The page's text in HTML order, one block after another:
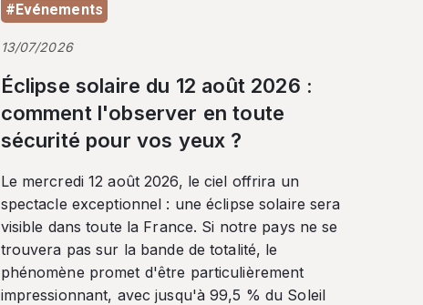
#Evénements
13/07/2026
Éclipse solaire du 12 août 2026 :
comment l'observer en toute
sécurité pour vos yeux ?
Le mercredi 12 août 2026, le ciel offrira un
spectacle exceptionnel : une éclipse solaire sera
visible dans toute la France. Si notre pays ne se
trouvera pas sur la bande de totalité, le
phénomène promet d'être particulièrement
impressionnant, avec jusqu'à 99,5 % du Soleil